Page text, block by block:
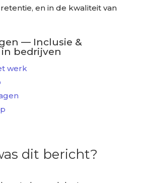
en in de kwaliteit van
— Inclusie &
bedrijven
werk
dit bericht?